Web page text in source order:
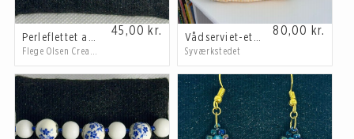
Perleflettet armbånd
45,00 kr.
Vådserviet-etui
80,00 kr.
Syværkstedet